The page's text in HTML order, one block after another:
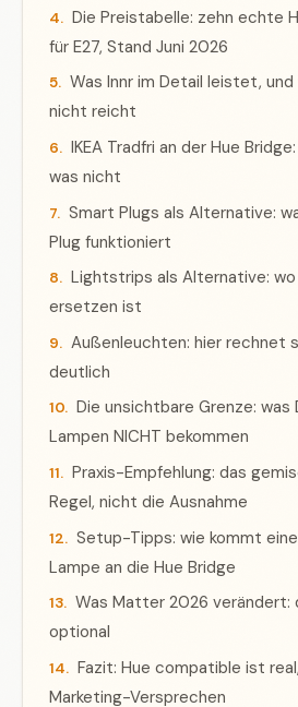
Die Preistabelle: zehn echte
für E27, Stand Juni 2026
Was Innr im Detail leistet,
nicht reicht
IKEA Tradfri an der Hue
was nicht
Smart Plugs als Alternative:
Plug funktioniert
Lightstrips als Alternative:
ersetzen ist
Außenleuchten: hier rechnet
deutlich
Die unsichtbare Grenze:
Lampen NICHT bekommen
Praxis-Empfehlung: das
Regel, nicht die Ausnahme
Setup-Tipps: wie kommt
Lampe an die Hue Bridge
Was Matter 2026 verändert:
optional
Fazit: Hue compatible ist
Marketing-Versprechen